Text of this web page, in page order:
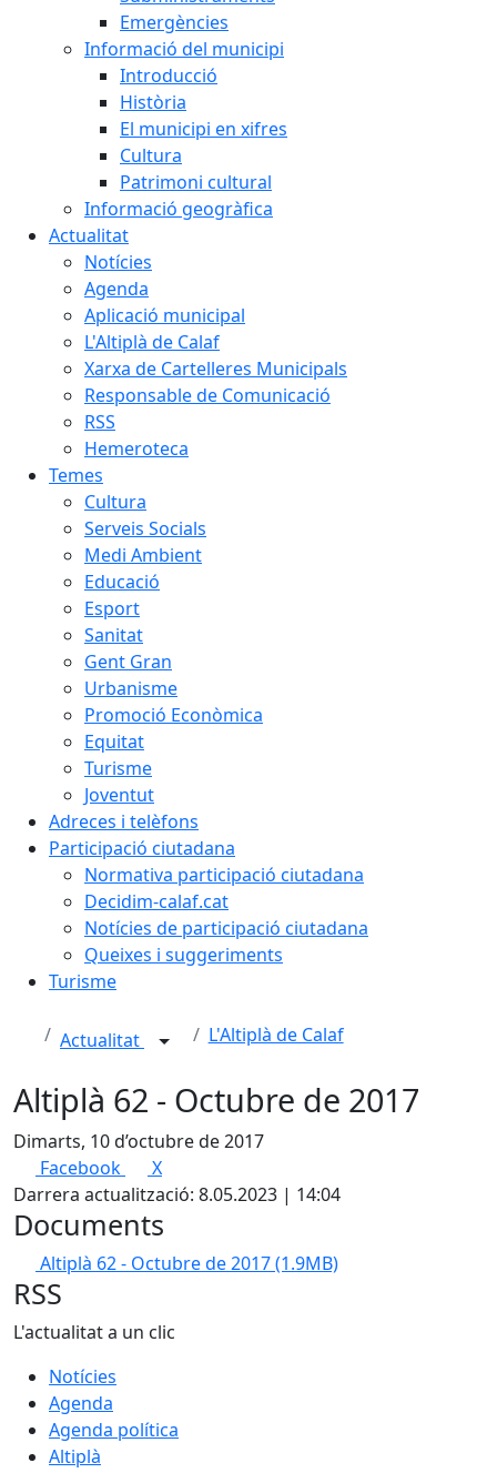
Emergències
Informació del municipi
Introducció
Història
El municipi en xifres
Cultura
Patrimoni cultural
Informació geogràfica
Actualitat
Notícies
Agenda
Aplicació municipal
L'Altiplà de Calaf
Xarxa de Cartelleres Municipals
Responsable de Comunicació
RSS
Hemeroteca
Temes
Cultura
Serveis Socials
Medi Ambient
Educació
Esport
Sanitat
Gent Gran
Urbanisme
Promoció Econòmica
Equitat
Turisme
Joventut
Adreces i telèfons
Participació ciutadana
Normativa participació ciutadana
Decidim-calaf.cat
Notícies de participació ciutadana
Queixes i suggeriments
Turisme
Actualitat L'Altiplà de Calaf
Altiplà 62 - Octubre de 2017
Dimarts, 10 d’octubre de 2017
Facebook
X
Darrera actualització: 8.05.2023 | 14:04
Documents
Altiplà 62 - Octubre de 2017(1.9MB)
RSS
L'actualitat a un clic
Notícies
Agenda
Agenda política
Altiplà